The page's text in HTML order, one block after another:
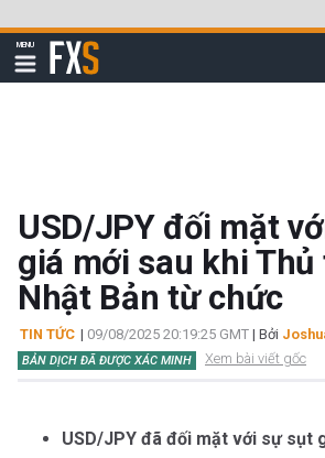
qua
đi
MENU
Hiển
thị
FXStreet
USD/JPY đối mặt
giá mới sau khi
Nhật Bản từ chức
TIN TỨC | 09/08/2025 20:19:25 GMT | Bởi
BẢN DỊCH ĐÃ ĐƯỢC XÁC MINH Xem bài viết gốc
USD/JPY đã đối mặt với sự sụt